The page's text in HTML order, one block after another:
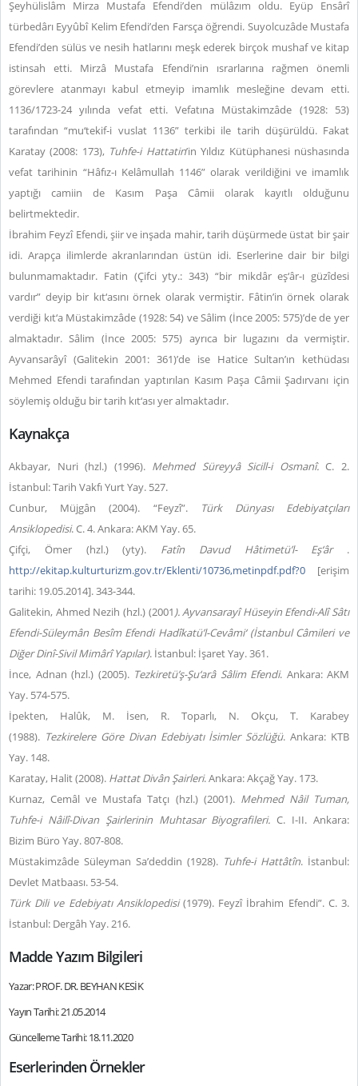
Şeyhülislâm Mirza Mustafa Efendi’den mülâzım oldu. Eyüp Ensârî
türbedârı Eyyûbî Kelim Efendi’den Farsça öğrendi. Suyolcuzâde Mustafa
Efendi’den sülüs ve nesih hatlarını meşk ederek birçok mushaf ve kitap
istinsah etti. Mirzâ Mustafa Efendi’nin ısrarlarına rağmen önemli
görevlere atanmayı kabul etmeyip imamlık mesleğine devam etti.
1136/1723-24 yılında vefat etti. Vefatına Müstakimzâde (1928: 53)
tarafından “mu‘tekif-i vuslat 1136” terkibi ile tarih düşürüldü. Fakat
Karatay (2008: 173), Tuhfe-i Hattatin’in Yıldız Kütüphanesi nüshasında
vefat tarihinin “Hâfız-ı Kelâmullah 1146” olarak verildiğini ve imamlık
yaptığı camiin de Kasım Paşa Câmii olarak kayıtlı olduğunu
belirtmektedir.
İbrahim Feyzî Efendi, şiir ve inşada mahir, tarih düşürmede üstat bir şair
idi. Arapça ilimlerde akranlarından üstün idi. Eserlerine dair bir bilgi
bulunmamaktadır. Fatin (Çifci yty.: 343) “bir mikdâr eş‘âr-ı güzîdesi
vardır” deyip bir kıt‘asını örnek olarak vermiştir. Fâtin’in örnek olarak
verdiği kıt‘a Müstakimzâde (1928: 54) ve Sâlim (İnce 2005: 575)’de de yer
almaktadır. Sâlim (İnce 2005: 575) ayrıca bir lugazını da vermiştir.
Ayvansarâyî (Galitekin 2001: 361)’de ise Hatice Sultan’ın kethüdası
Mehmed Efendi tarafından yaptırılan Kasım Paşa Câmii Şadırvanı için
söylemiş olduğu bir tarih kıt‘ası yer almaktadır.
Kaynakça
Akbayar, Nuri (hzl.) (1996). Mehmed Süreyyâ Sicill-i Osmanî.C. 2.
İstanbul: Tarih Vakfı Yurt Yay. 527.
Cunbur, Müjgân (2004). “Feyzî”.
Türk Dünyası Edebiyatçıları
Ansiklopedisi. C. 4. Ankara: AKM Yay. 65.
Çifçi, Ömer (hzl.) (yty). Fatîn Davud Hâtimetü’l- Eş‘âr .
http://ekitap.kulturturizm.gov.tr/Eklenti/10736,metinpdf.pdf?0 [erişim
tarihi: 19.05.2014]. 343-344.
Galitekin, Ahmed Nezih (hzl.) (2001). Ayvansarayî Hüseyin Efendi-Alî Sâtı
Efendi-Süleymân Besîm Efendi Hadîkatü’l-Cevâmi‘ (İstanbul Câmileri ve
Diğer Dinî-Sivil Mimârî Yapılar). İstanbul: İşaret Yay. 361.
İnce, Adnan (hzl.) (2005). Tezkiretü’ş-Şu‘arâ Sâlim Efendi. Ankara: AKM
Yay. 574-575.
İpekten, Halûk, M. İsen, R. Toparlı, N. Okçu, T. Karabey
(1988). Tezkirelere Göre Divan Edebiyatı İsimler Sözlüğü. Ankara: KTB
Yay. 148.
Karatay, Halit (2008). Hattat Divân Şairleri. Ankara: Akçağ Yay. 173.
Kurnaz, Cemâl ve Mustafa Tatçı (hzl.) (2001). Mehmed Nâil Tuman,
Tuhfe-i Nâilî-Divan Şairlerinin Muhtasar Biyografileri.C. I-II. Ankara:
Bizim Büro Yay. 807-808.
Müstakimzâde Süleyman Sa’deddin (1928). Tuhfe-i Hattâtîn. İstanbul:
Devlet Matbaası. 53-54.
Türk Dili ve Edebiyatı Ansiklopedisi(1979). Feyzî İbrahim Efendi”. C. 3.
İstanbul: Dergâh Yay. 216.
Madde Yazım Bilgileri
Yazar: PROF. DR. BEYHAN KESİK
Yayın Tarihi: 21.05.2014
Güncelleme Tarihi: 18.11.2020
Eserlerinden Örnekler